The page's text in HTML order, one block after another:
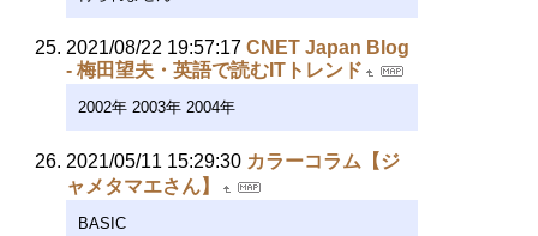
2021/08/22 19:57:17 CNET Japan Blog
- 梅田望夫・英語で読むITトレンド
2002年 2003年 2004年
2021/05/11 15:29:30 カラーコラム【ジ
ャメタマエさん】
BASIC